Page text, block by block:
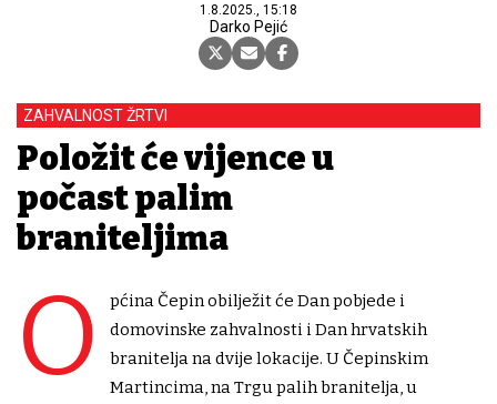
1.8.2025., 15:18
Darko Pejić
ZAHVALNOST ŽRTVI
Položit će vijence u
počast palim
braniteljima
O
pćina Čepin obilježit će Dan pobjede i
domovinske zahvalnosti i Dan hrvatskih
branitelja na dvije lokacije. U Čepinskim
Martincima, na Trgu palih branitelja, u